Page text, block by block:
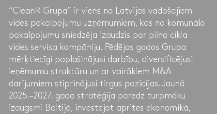
“CleanR Grupa” ir viens no Latvijas vadošajiem
vides pakalpojumu uzņēmumiem, kas no komunālo
pakalpojumu sniedzēja izaudzis par pilna cikla
vides servisa kompāniju. Pēdējos gados Grupa
mērķtiecīgi paplašinājusi darbību, diversificējusi
ieņēmumu struktūru un ar vairākiem M&A
darījumiem stiprinājusi tirgus pozīcijas. Jaunā
2025.–2027. gada stratēģija paredz turpmāku
izaugsmi Baltijā, investējot aprites ekonomikā,